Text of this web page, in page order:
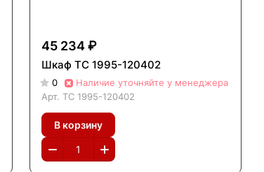
45 234 ₽
Шкаф ТС 1995-120402
0
Наличие уточняйте у менеджера
Арт. ТС 1995-120402
В корзину